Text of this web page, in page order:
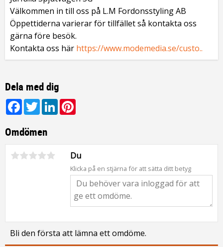
Välkommen in till oss på L.M Fordonsstyling AB
Öppettiderna varierar för tillfället så kontakta oss
gärna före besök.
Kontakta oss här https://www.modemedia.se/custo..
Dela med dig
Facebook
TwitterLinkedIn
Omdömen
Du
Klicka på en stjärna för att sätta ditt betyg
Bli den första att lämna ett omdöme.